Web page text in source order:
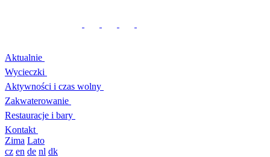
Aktualnie
Wycieczki
Aktywności i czas wolny
Zakwaterowanie
Restauracje i bary
Kontakt
Zima Lato
cz en de nl dk